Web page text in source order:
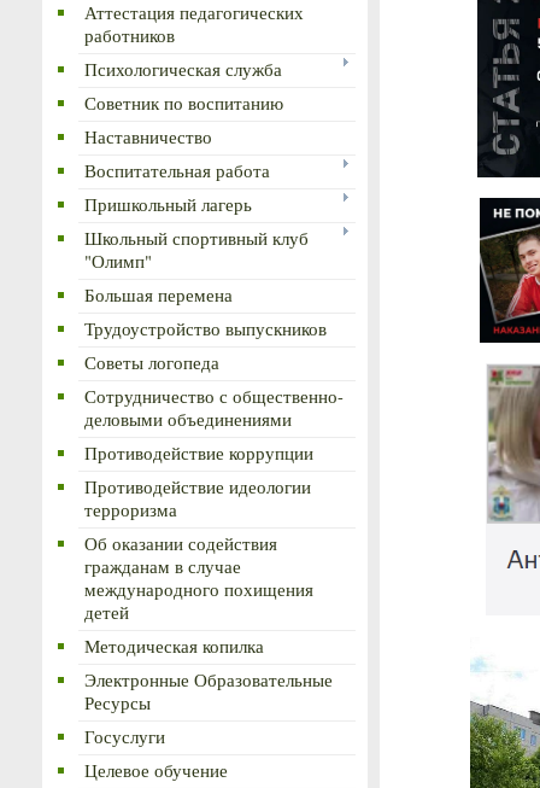
Аттестация педагогических
работников
Психологическая служба
Советник по воспитанию
Наставничество
Воспитательная работа
Пришкольный лагерь
Школьный спортивный клуб
"Олимп"
Большая перемена
Трудоустройство выпускников
Советы логопеда
Сотрудничество с общественно-
деловыми объединениями
Противодействие коррупции
Противодействие идеологии
терроризма
Об оказании содействия
гражданам в случае
международного похищения
детей
Методическая копилка
Электронные Образовательные
Ресурсы
Госуслуги
Целевое обучение